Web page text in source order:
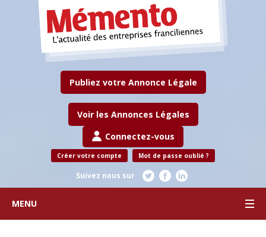
Publiez votre Annonce Légale
Voir les Annonces Légales
Connectez-vous
Créer votre compte Mot de passe oublié ?
Suivez nous sur
MENU